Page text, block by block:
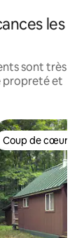
les
sont très
propreté et
Coup de cœur
Coup de cœur